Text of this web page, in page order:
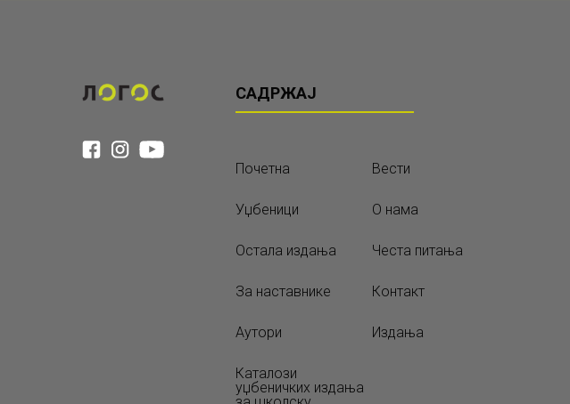
САДРЖАЈ
Почетна Вести
Уџбеници О нама
Остала издања Честа питања
За наставнике Контакт
Аутори Издања
Каталози
уџбеничких издања